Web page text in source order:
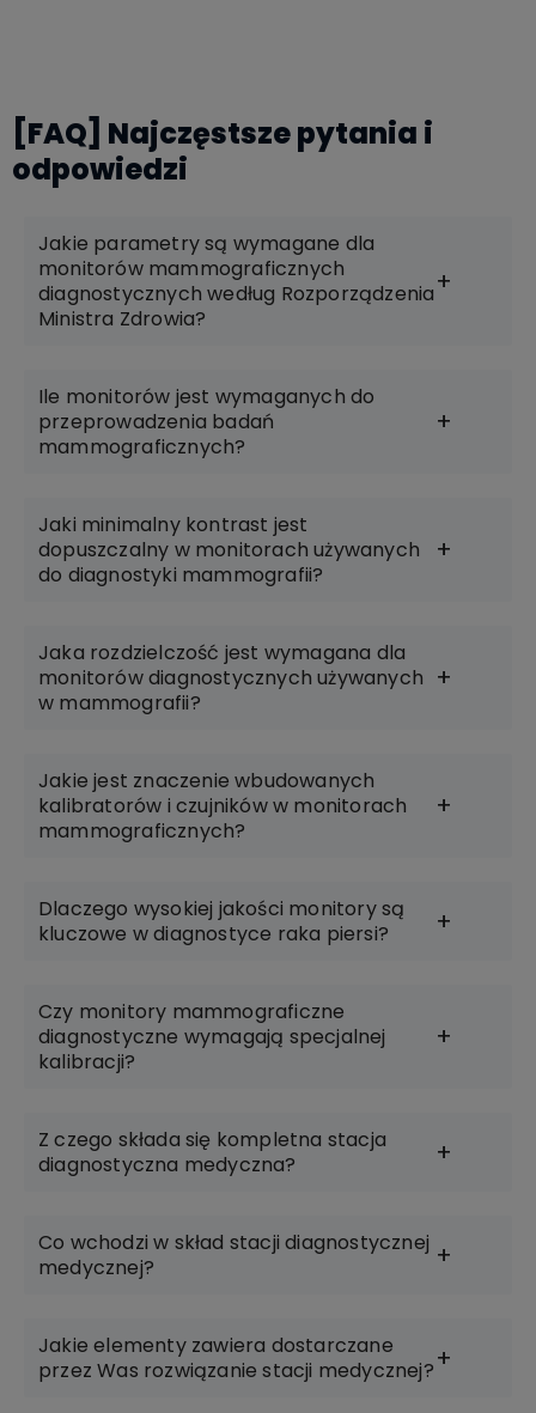
[FAQ] Najczęstsze pytania i
odpowiedzi
Jakie parametry są wymagane dla
monitorów mammograficznych
diagnostycznych według Rozporządzenia
Ministra Zdrowia?
Ile monitorów jest wymaganych do
przeprowadzenia badań
mammograficznych?
Jaki minimalny kontrast jest
dopuszczalny w monitorach używanych
do diagnostyki mammografii?
Jaka rozdzielczość jest wymagana dla
monitorów diagnostycznych używanych
w mammografii?
Jakie jest znaczenie wbudowanych
kalibratorów i czujników w monitorach
mammograficznych?
Dlaczego wysokiej jakości monitory są
kluczowe w diagnostyce raka piersi?
Czy monitory mammograficzne
diagnostyczne wymagają specjalnej
kalibracji?
Z czego składa się kompletna stacja
diagnostyczna medyczna?
Co wchodzi w skład stacji diagnostycznej
medycznej?
Jakie elementy zawiera dostarczane
przez Was rozwiązanie stacji medycznej?